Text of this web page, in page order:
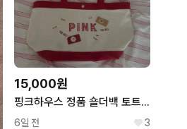
15,000원
핑크하우스 정품 숄더백 토트백 빈티지 pink house
6일 전 3